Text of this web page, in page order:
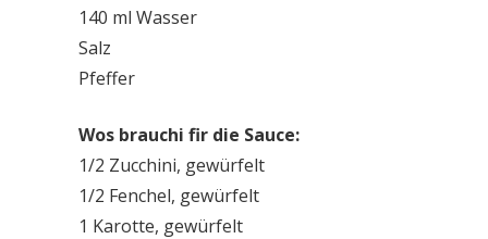
140 ml Wasser
Salz
Pfeffer
Wos brauchi fir die Sauce:
1/2 Zucchini, gewürfelt
1/2 Fenchel, gewürfelt
1 Karotte, gewürfelt